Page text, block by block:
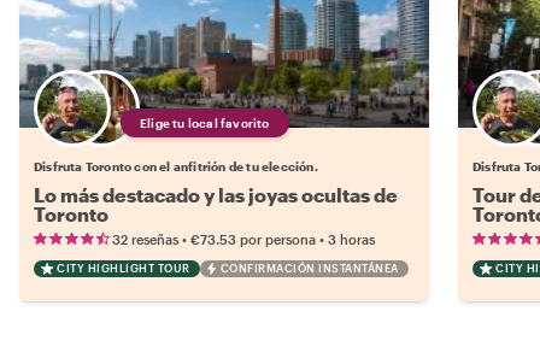
Elige tu local favorito
Disfruta Toronto con el anfitrión de tu elección.
Lo más destacado y las joyas ocultas de
Toronto
32 reseñas • €73.53 por persona • 3 horas
CITY HIGHLIGHT TOUR CONFIRMACIÓN INSTANTÁNEA
Disfruta
Tour
CITY